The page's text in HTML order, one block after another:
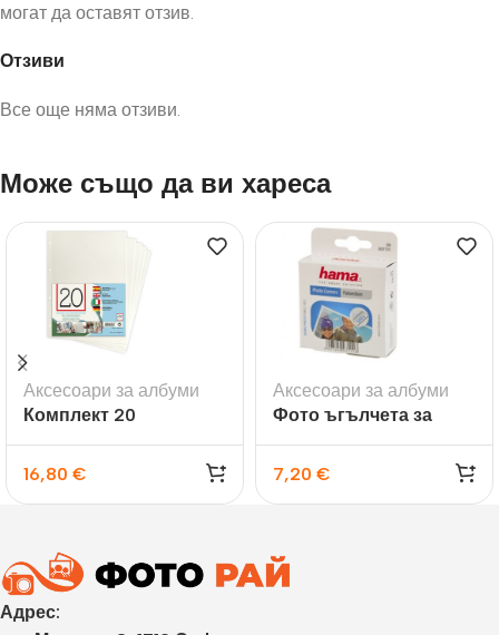
Отзиви
Все още няма отзиви.
могат да оставят отзив.
Може също да ви хареса
Аксесоари за албуми
Комплект 20
за албуми Madrid
16,80 €
Аксесоари за албуми
Фото ъгълчета за
7,20 €
Адрес: